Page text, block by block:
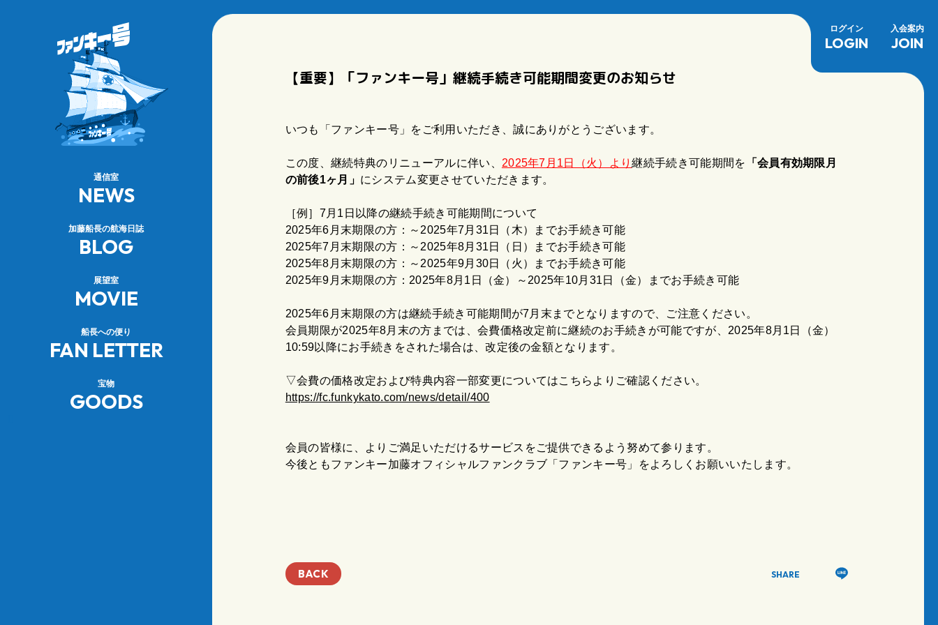
通信室
NEWS
加藤船長の航海日誌
BLOG
展望室
MOVIE
船長への便り
FAN LETTER
宝物
GOODS
ログイン
LOGIN
入会案内
JOIN
【重要】「ファンキー号」継続手続き可能期間変更のお知らせ
いつも「ファンキー号」をご利用いただき、誠にありがとうございます。
この度、継続特典のリニューアルに伴い、 2025年7月1日（火）より継続手続き可能期間を 「会員有効期限月
の前後1ヶ月」 にシステム変更させていただきます。
［例］7月1日以降の継続手続き可能期間について
2025年6月末期限の方：～2025年7月31日（木）までお手続き可能
2025年7月末期限の方：～2025年8月31日（日）までお手続き可能
2025年8月末期限の方：～2025年9月30日（火）までお手続き可能
2025年9月末期限の方：2025年8月1日（金）～2025年10月31日（金）までお手続き可能
2025年6月末期限の方は継続手続き可能期間が7月末までとなりますので、ご注意ください。
会員期限が2025年8月末の方までは、会費価格改定前に継続のお手続きが可能ですが、2025年8月1日（金）
10:59以降にお手続きをされた場合は、改定後の金額となります。
▽会費の価格改定および特典内容一部変更についてはこちらよりご確認ください。
https://fc.funkykato.com/news/detail/400
会員の皆様に、よりご満足いただけるサービスをご提供できるよう努めて参ります。
今後ともファンキー加藤オフィシャルファンクラブ「ファンキー号」をよろしくお願いいたします。
SHARE
BACK